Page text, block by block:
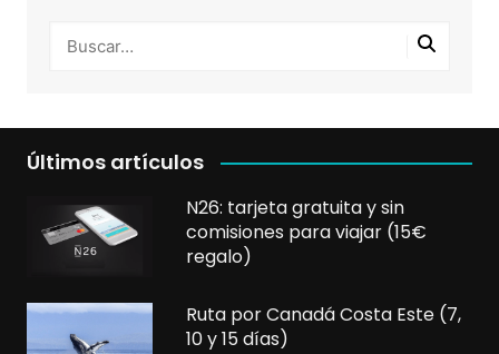
Últimos artículos
N26: tarjeta gratuita y sin
comisiones para viajar (15€
regalo)
Ruta por Canadá Costa Este (7,
10 y 15 días)